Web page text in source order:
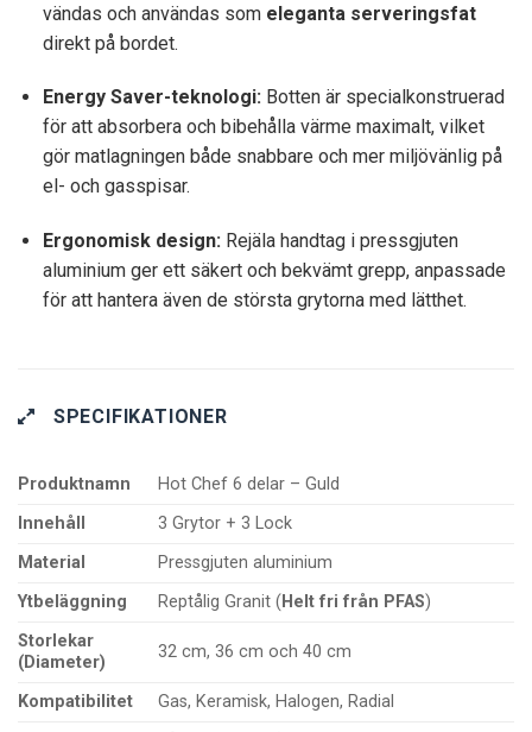
vändas och användas som eleganta serveringsfat
direkt på bordet.
Energy Saver-teknologi:Botten är specialkonstruerad
för att absorbera och bibehålla värme maximalt, vilket
gör matlagningen både snabbare och mer miljövänlig på
el- och gasspisar.
Ergonomisk design:Rejäla handtag i pressgjuten
aluminium ger ett säkert och bekvämt grepp, anpassade
för att hantera även de största grytorna med lätthet.
SPECIFIKATIONER
Produktnamn
Hot Chef 6 delar – Guld
Innehåll
3 Grytor + 3 Lock
Material
Pressgjuten aluminium
Ytbeläggning
Reptålig Granit ( Helt fri från PFAS)
Storlekar
(Diameter)
32 cm, 36 cm och 40 cm
Kompatibilitet Gas, Keramisk, Halogen, Radial